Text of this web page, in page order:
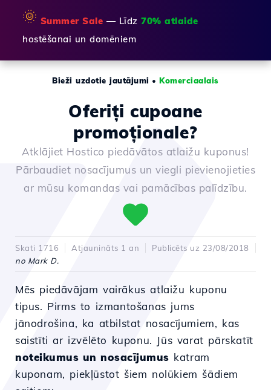
🌞 Summer Sale — Līdz 70% atlaide
hostēšanai un domēniem
Bieži uzdotie jautājumi •Komerciaalais
Oferiți cupoane
promoționale?
Atklājiet Hostico piedāvātos atlaižu kuponus!
Pārbaudiet nosacījumus un viegli pievienojieties
ar mūsu komandas vai pamācības palīdzību.
Skati 1716 Atjaunināts 1 an
Publicēts uz 23/08/2018
no Mark D.
Mēs piedāvājam vairākus atlaižu kuponu
tipus. Pirms to izmantošanas jums
jānodrošina, ka atbilstat nosacījumiem, kas
saistīti ar izvēlēto kuponu. Jūs varat pārskatīt
noteikumus un nosacījumus katram
kuponam, piekļūstot šiem nolūkiem šādiem